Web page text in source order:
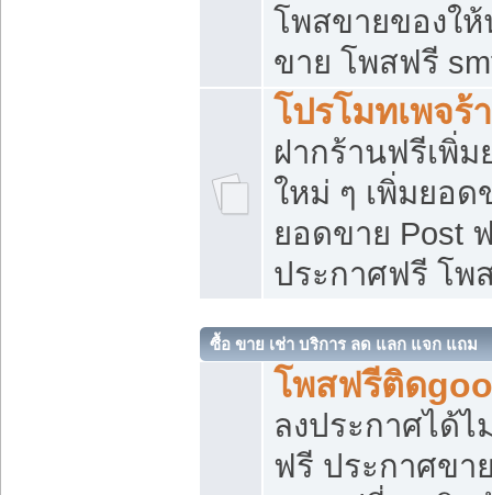
โพสขายของใ
ขาย โพสฟรี
โปรโมทเพจร้
ฝากร้านฟรีเพิ่
ใหม่ ๆ เพิ่มยอด
ยอดขาย Post
ประกาศฟรี โพ
ซื้อ ขาย เช่า บริการ ลด แลก แจก แถม
โพสฟรีติด
ลงประกาศได้
ฟรี ประกาศข